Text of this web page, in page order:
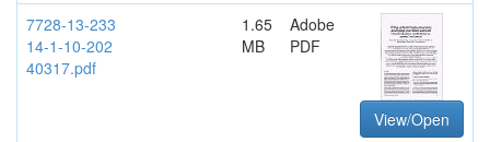
7728-13-233
14-1-10-202
40317.pdf
1.65
MB
Adobe
PDF
View/Open